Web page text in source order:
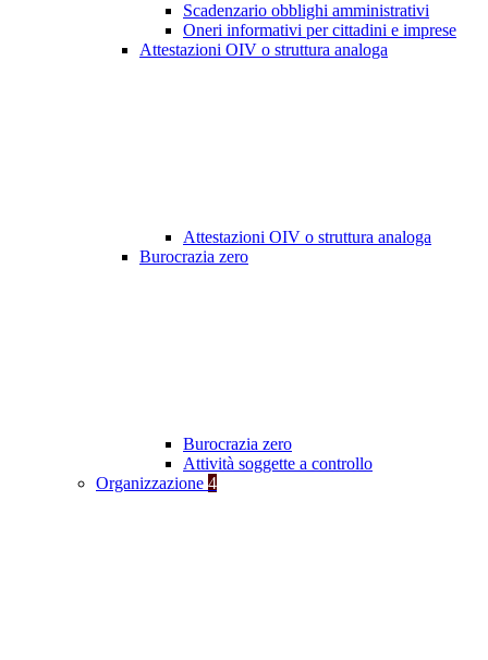
Scadenzario obblighi amministrativi
Oneri informativi per cittadini e imprese
Attestazioni OIV o struttura analoga
Attestazioni OIV o struttura analoga
Burocrazia zero
Burocrazia zero
Attività soggette a controllo
Organizzazione 4